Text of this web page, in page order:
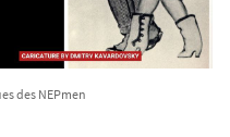
des NEPmen